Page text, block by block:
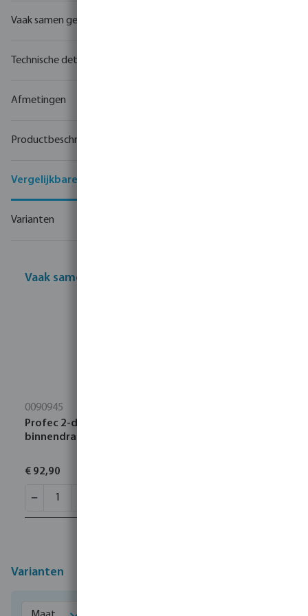
Vaak samen gekocht
Technische details
Afmetingen
Productbeschrijving
Vergelijkbare producten
Varianten
Vaak samen gekocht
0090945
Profec 2-delige kogelkraan RVS 316 1 1/4"
binnendraad 64bar
€ 92,90
Varianten